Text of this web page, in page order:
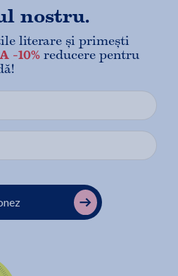
nostru.
literare și primești
-10% reducere pentru